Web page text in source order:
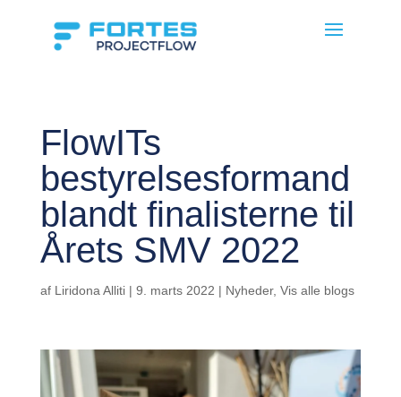
FlowITs
bestyrelsesformand
blandt finalisterne til
Årets SMV 2022
af Liridona Alliti| 9. marts 2022 | Nyheder, Vis alle blogs